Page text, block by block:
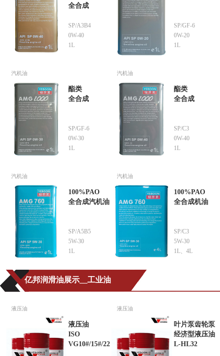
全合成
SP/A3B4
0W-40
1L
SP/GF-6
0W-20
1L
汽机油
酯类
全合成
SP/GF-6
0W-30
1L
汽机油
酯类
全合成
SP/C3
0W-40
1L
汽机油
100%PAO
全合成汽机油
SP/A5B5
5W-30
1L
汽机油
100%PAO
全合成机油
SP/C3
5W-30
1L、4L
亿邦润滑油展示__工业油
液压油
液压油
ISO
VG10#/15#/22
液压油
叶片泵齿轮泵
经济型液压油
L-HL32